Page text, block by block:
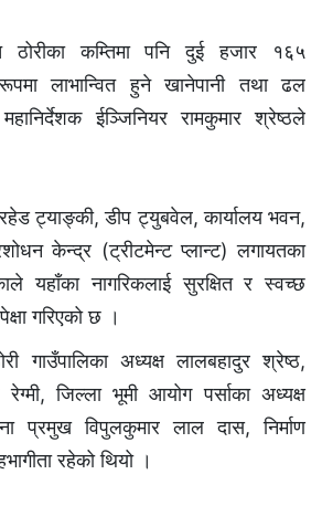
कम्तिमा पनि दुई हजार १६५
लाभान्वित हुने खानेपानी तथा ढल
ईञ्जिनियर रामकुमार श्रेष्ठले
ट्याङ्की, डीप ट्युबवेल, कार्यालय भवन,
केन्द्र (ट्रीटमेन्ट प्लान्ट) लगायतका
यहाँका नागरिकलाई सुरक्षित र स्वच्छ
गरिएको छ ।
गाउँपालिका अध्यक्ष लालबहादुर श्रेष्ठ,
रेग्मी, जिल्ला भूमी आयोग पर्साका अध्यक्ष
प्रमुख विपुलकुमार लाल दास, निर्माण
रहेको थियो ।